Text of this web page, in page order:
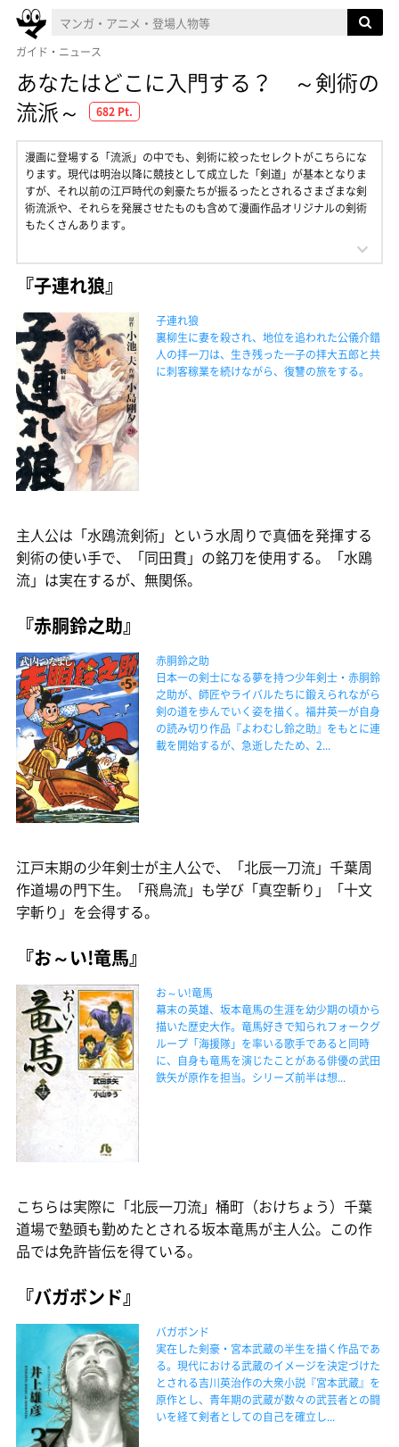
ガイド・ニュース
あなたはどこに入門する？ ～剣術の
流派～
682 Pt.
漫画に登場する「流派」の中でも、剣術に絞ったセレクトがこちらにな
ります。現代は明治以降に競技として成立した「剣道」が基本となりま
すが、それ以前の江戸時代の剣豪たちが振るったとされるさまざまな剣
術流派や、それらを発展させたものも含めて漫画作品オリジナルの剣術
もたくさんあります。
『子連れ狼』
子連れ狼
裏柳生に妻を殺され、地位を追われた公儀介錯
人の拝一刀は、生き残った一子の拝大五郎と共
に刺客稼業を続けながら、復讐の旅をする。
主人公は「水鴎流剣術」という水周りで真価を発揮する
剣術の使い手で、「同田貫」の銘刀を使用する。「水鴎
流」は実在するが、無関係。
『赤胴鈴之助』
赤胴鈴之助
日本一の剣士になる夢を持つ少年剣士・赤胴鈴
之助が、師匠やライバルたちに鍛えられながら
剣の道を歩んでいく姿を描く。福井英一が自身
の読み切り作品『よわむし鈴之助』をもとに連
載を開始するが、急逝したため、2...
江戸末期の少年剣士が主人公で、「北辰一刀流」千葉周
作道場の門下生。「飛鳥流」も学び「真空斬り」「十文
字斬り」を会得する。
『お～い!竜馬』
お～い!竜馬
幕末の英雄、坂本竜馬の生涯を幼少期の頃から
描いた歴史大作。竜馬好きで知られフォークグ
ループ「海援隊」を率いる歌手であると同時
に、自身も竜馬を演じたことがある俳優の武田
鉄矢が原作を担当。シリーズ前半は想...
こちらは実際に「北辰一刀流」桶町（おけちょう）千葉
道場で塾頭も勤めたとされる坂本竜馬が主人公。この作
品では免許皆伝を得ている。
『バガボンド』
バガボンド
実在した剣豪・宮本武蔵の半生を描く作品であ
る。現代における武蔵のイメージを決定づけた
とされる吉川英治作の大衆小説『宮本武蔵』を
原作とし、青年期の武蔵が数々の武芸者との闘
いを経て剣者としての自己を確立し...